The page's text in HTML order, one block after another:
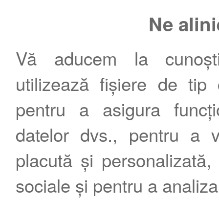
Ne
Vă aducem la
utilizează fișiere de tip
pentru a asigura
datelor dvs., pentru a
placută și
sociale și pentru a